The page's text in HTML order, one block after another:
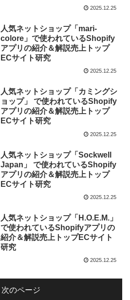
2025.12.25
人気ネットショップ「mari-
colore」で使われているShopify
アプリの紹介＆解説売上トップ
ECサイト研究
2025.12.25
人気ネットショップ「カミングシ
ョップ」 で使われているShopify
アプリの紹介＆解説売上トップ
ECサイト研究
2025.12.25
人気ネットショップ「Sockwell
Japan」 で使われているShopify
アプリの紹介＆解説売上トップ
ECサイト研究
2025.12.25
人気ネットショップ「H.O.E.M.」
で使われているShopifyアプリの
紹介＆解説売上トップECサイト
研究
2025.12.25
次のページ